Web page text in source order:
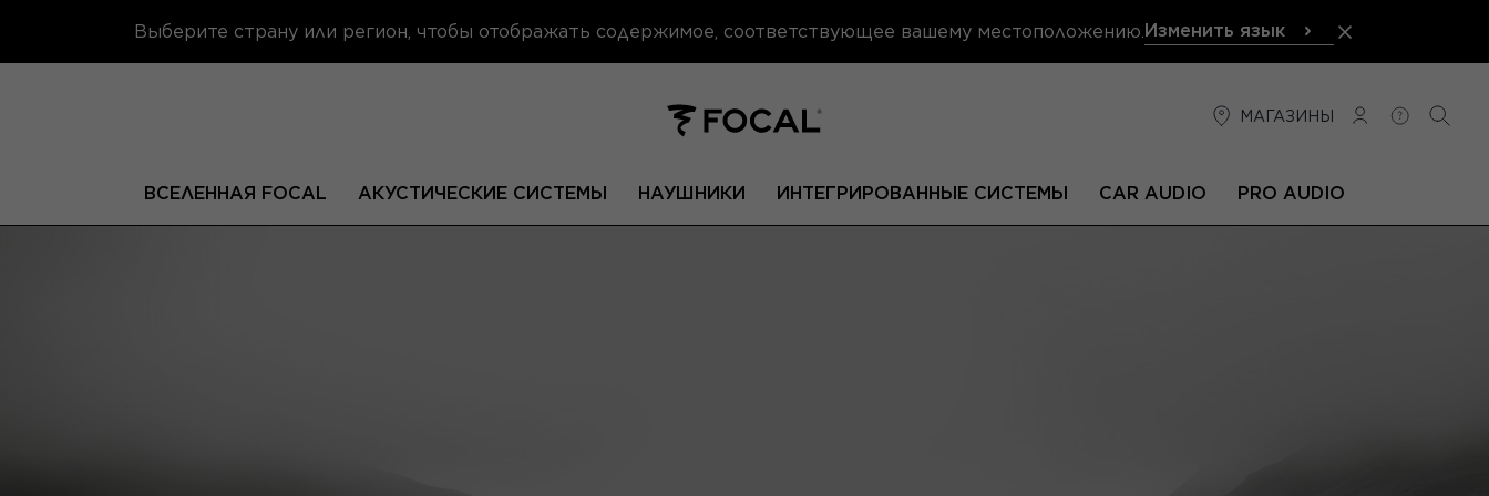
Выберите страну или регион, чтобы отображать содержимое, соответствующее вашему местоположению. Изменить язык
МАГАЗИНЫ
СОЕДИНЕНИЕ
ПОМОЩЬ
ВСЕЛЕННАЯ FOCAL АКУСТИЧЕСКИЕ СИСТЕМЫ НАУШНИКИ ИНТЕГРИРОВАННЫЕ СИСТЕМЫ CAR AUDIO PRO AUDIO